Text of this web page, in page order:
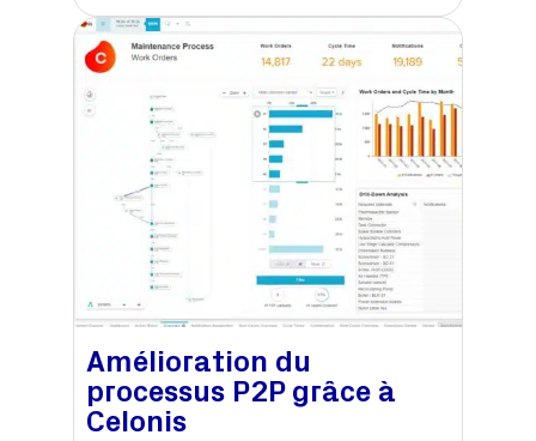
Amélioration du
processus P2P grâce à
Celonis